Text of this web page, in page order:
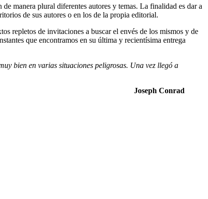
manera plural diferentes autores y temas. La finalidad es dar a
de sus autores o en los de la propia editorial.
repletos de invitaciones a buscar el envés de los mismos y de
que encontramos en su última y recientísima entrega
bien en varias situaciones peligrosas. Una vez llegó a
Joseph Conrad